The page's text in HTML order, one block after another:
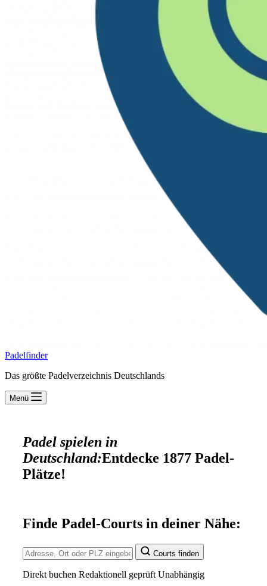
Padelfinder
Das größte Padelverzeichnis Deutschlands
Menü
Padel spielen in
Deutschland:Entdecke 1877 Padel-
Plätze!
Finde Padel-Courts in deiner Nähe:
Courts finden
Direkt buchen Redaktionell geprüft Unabhängig